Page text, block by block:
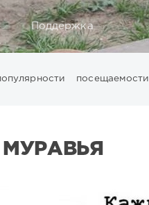
Поддержка
посещаемости